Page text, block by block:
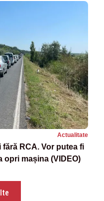
Actualitate
RCA. Vor putea fi
opri mașina (VIDEO)